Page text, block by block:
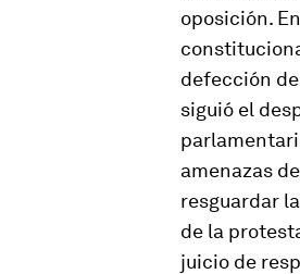
oposición.
defección
siguió el
amenazas
resguardar
de la
juicio de